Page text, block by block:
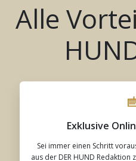
Alle
Exklusive
Sei immer einen Schritt
aus der DER HUND